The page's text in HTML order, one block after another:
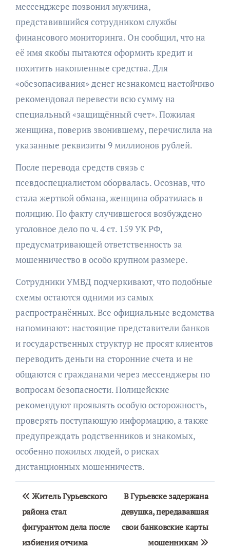
мессенджере позвонил мужчина,
представившийся сотрудником службы
финансового мониторинга. Он сообщил, что на
её имя якобы пытаются оформить кредит и
похитить накопленные средства. Для
«обезопасивания» денег незнакомец настойчиво
рекомендовал перевести всю сумму на
специальный «защищённый счет». Пожилая
женщина, поверив звонившему, перечислила на
указанные реквизиты 9 миллионов рублей.
После перевода средств связь с
псевдоспециалистом оборвалась. Осознав, что
стала жертвой обмана, женщина обратилась в
полицию. По факту случившегося возбуждено
уголовное дело по ч. 4 ст. 159 УК РФ,
предусматривающей ответственность за
мошенничество в особо крупном размере.
Сотрудники УМВД подчеркивают, что подобные
схемы остаются одними из самых
распространённых. Все официальные ведомства
напоминают: настоящие представители банков
и государственных структур не просят клиентов
переводить деньги на сторонние счета и не
общаются с гражданами через мессенджеры по
вопросам безопасности. Полицейские
рекомендуют проявлять особую осторожность,
проверять поступающую информацию, а также
предупреждать родственников и знакомых,
особенно пожилых людей, о рисках
дистанционных мошенничеств.
Навигация
по
записям
Житель Гурьевского
района стал
фигурантом дела после
избиения отчима
В Гурьевске задержана
девушка, передававшая
свои банковские карты
мошенникам